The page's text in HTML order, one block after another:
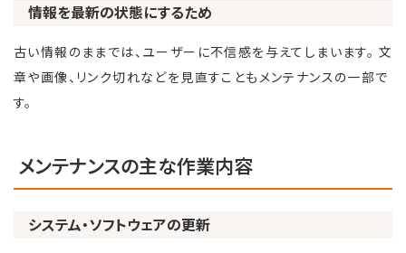
情報を最新の状態にするため
古い情報のままでは、ユーザーに不信感を与えてしまいます。 文
章や画像、リンク切れなどを見直すこともメンテナンスの一部で
す。
メンテナンスの主な作業内容
システム・ソフトウェアの更新